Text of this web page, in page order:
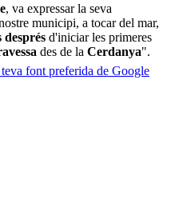
, va expressar la seva
municipi, a tocar del mar,
després d'iniciar les primeres
des de la Cerdanya".
font preferida de Google